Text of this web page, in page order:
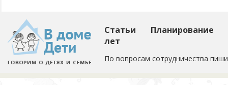
Статьи
Планирование
лет
По вопросам сотрудничества